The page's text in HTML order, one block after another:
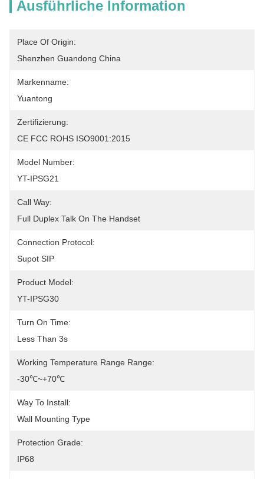
Ausführliche Information
Place Of Origin:
Shenzhen Guandong China
Markenname:
Yuantong
Zertifizierung:
CE FCC ROHS ISO9001:2015
Model Number:
YT-IPSG21
Call Way:
Full Duplex Talk On The Handset
Connection Protocol:
Supot SIP
Product Model:
YT-IPSG30
Turn On Time:
Less Than 3s
Working Temperature Range Range:
-30℃~+70℃
Way To Install:
Wall Mounting Type
Protection Grade:
IP68